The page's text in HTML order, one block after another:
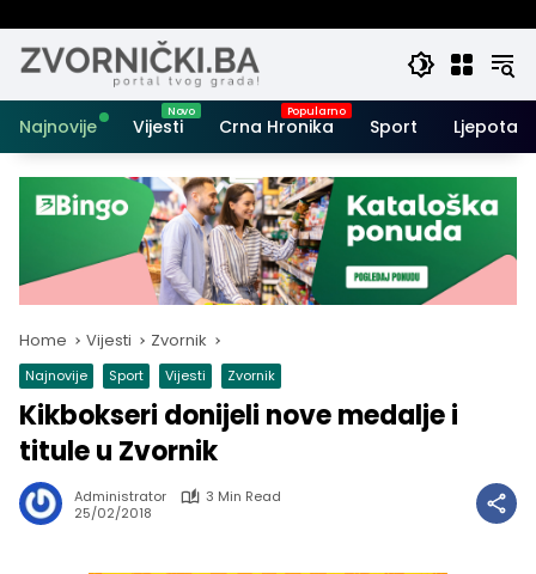
Najnovije Vijesti Crna Hronika Sport Ljepota i
Home Vijesti Zvornik
Najnovije Sport Vijesti Zvornik
Kikbokseri donijeli nove medalje i
titule u Zvornik
Administrator
3 Min Read
25/02/2018